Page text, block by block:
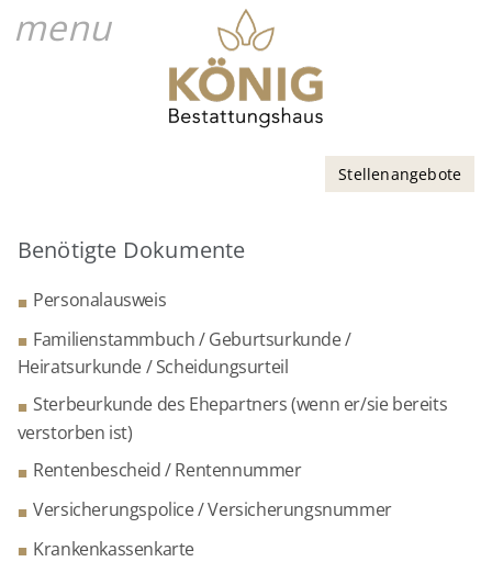
Stellenangebote
Benötigte Dokumente
Personalausweis
Familienstammbuch / Geburtsurkunde /
Heiratsurkunde / Scheidungsurteil
Sterbeurkunde des Ehepartners (wenn er/sie bereits
verstorben ist)
Rentenbescheid / Rentennummer
Versicherungspolice / Versicherungsnummer
Krankenkassenkarte
menu